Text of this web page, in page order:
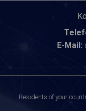
E-Mail:
Residents of your